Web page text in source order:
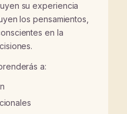
su experiencia
los pensamientos,
en la
a: